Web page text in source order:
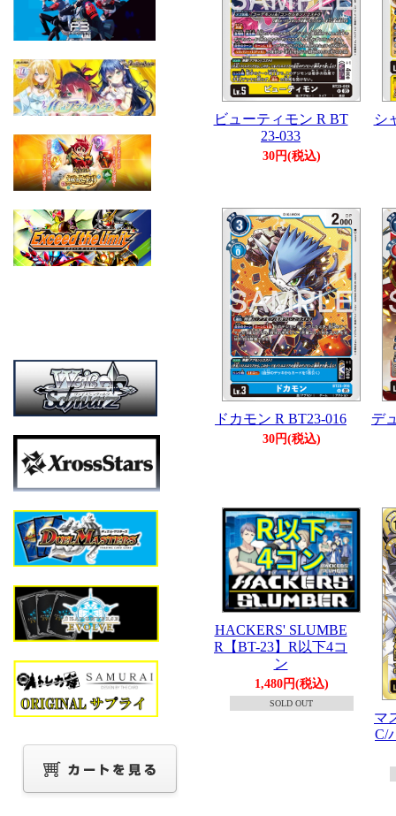
ビューティモン R BT
23-033
30円(税込)
シ
ドカモン R BT23-016
30円(税込)
デ
HACKERS' SLUMBE
R【BT-23】R以下4コ
ン
1,480円(税込)
SOLD OUT
マ
C/